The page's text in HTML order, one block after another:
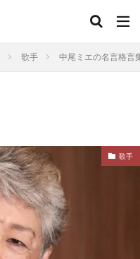
歌手 中尾ミエの名言格言
歌手